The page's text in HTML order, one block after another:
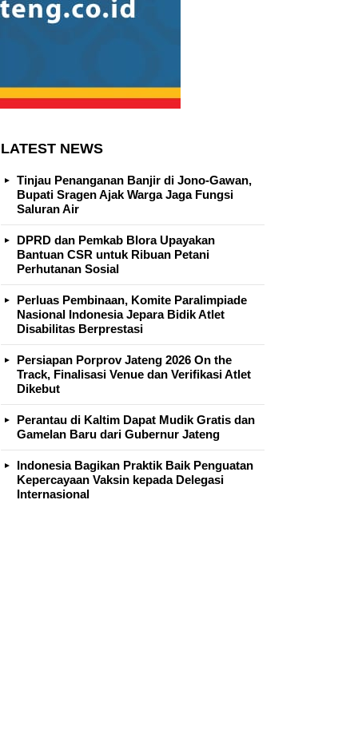
LATEST NEWS
Tinjau Penanganan Banjir di Jono-Gawan,
Bupati Sragen Ajak Warga Jaga Fungsi
Saluran Air
DPRD dan Pemkab Blora Upayakan
Bantuan CSR untuk Ribuan Petani
Perhutanan Sosial
Perluas Pembinaan, Komite Paralimpiade
Nasional Indonesia Jepara Bidik Atlet
Disabilitas Berprestasi
Persiapan Porprov Jateng 2026 On the
Track, Finalisasi Venue dan Verifikasi Atlet
Dikebut
Perantau di Kaltim Dapat Mudik Gratis dan
Gamelan Baru dari Gubernur Jateng
Indonesia Bagikan Praktik Baik Penguatan
Kepercayaan Vaksin kepada Delegasi
Internasional